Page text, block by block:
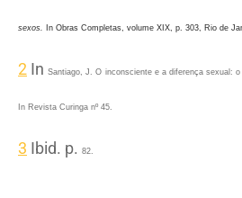
sexos. In Obras Completas, volume XIX, p. 303, Rio de
2 InSantiago, J. O inconsciente e a diferença sexual:
In Revista Curinga nº 45.
3 Ibid. p. 82.